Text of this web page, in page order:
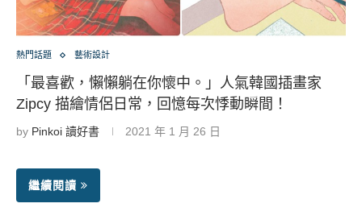
熱門話題 藝術設計
「最喜歡，懶懶躺在你懷中。」人氣韓國插畫家
Zipcy 描繪情侶日常，回憶每次悸動瞬間！
by Pinkoi 讀好書 2021 年 1 月 26 日
繼續閱讀